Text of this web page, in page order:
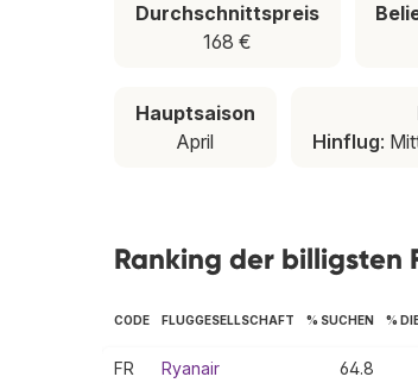
Durchschnittspreis
168 €
Hauptsaison
April
Hinflug:
Ranking der billigsten
CODE FLUGGESELLSCHAFT % SUCHEN %
FR Ryanair 64.8